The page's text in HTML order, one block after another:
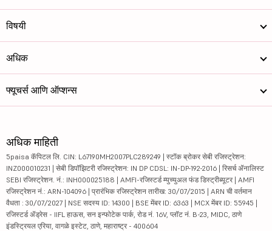
विषयी
अधिक
फ्यूचर्स आणि ऑप्शन्स
अधिक माहिती
5paisa कॅपिटल लि. CIN: L67190MH2007PLC289249 | स्टॉक ब्रोकर सेबी रजिस्ट्रेशन:
INZ000010231 | सेबी डिपॉझिटरी रजिस्ट्रेशन: IN DP CDSL: IN-DP-192-2016 | रिसर्च ॲनालिस्ट
SEBI रजिस्ट्रेशन. नं.: INH000025188 | AMFI-रजिस्टर्ड म्युच्युअल फंड डिस्ट्रीब्यूटर | AMFI
रजिस्ट्रेशन नं.: ARN-104096 | प्रारंभिक रजिस्ट्रेशन तारीख: 30/07/2015 | ARN ची वर्तमान
वैधता : 30/07/2027 | NSE सदस्य ID: 14300 | BSE मेंबर ID: 6363 | MCX मेंबर ID: 55945 |
रजिस्टर्ड ॲड्रेस - IIFL हाऊस, सन इन्फोटेक पार्क, रोड नं. 16V, प्लॉट नं. B-23, MIDC, ठाणे
इंडस्ट्रियल एरिया, वागळे इस्टेट, ठाणे, महाराष्ट्र - 400604